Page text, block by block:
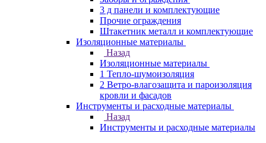
3 д панели и комплектующие
Прочие ограждения
Штакетник металл и комплектующие
Изоляционные материалы
Назад
Изоляционные материалы
1 Тепло-шумоизоляция
2 Ветро-влагозащита и пароизоляция
кровли и фасадов
Инструменты и расходные материалы
Назад
Инструменты и расходные материалы